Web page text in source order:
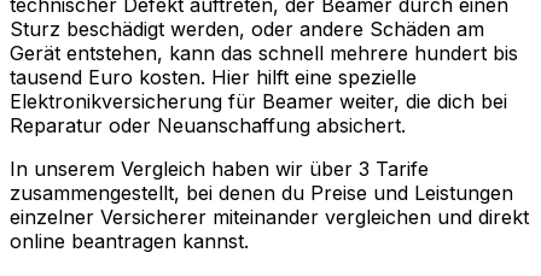
technischer Defekt auftreten, der Beamer durch einen
Sturz beschädigt werden, oder andere Schäden am
Gerät entstehen, kann das schnell mehrere hundert bis
tausend Euro kosten. Hier hilft eine spezielle
Elektronikversicherung für Beamer weiter, die dich bei
Reparatur oder Neuanschaffung absichert.
In unserem Vergleich haben wir über 3 Tarife
zusammengestellt, bei denen du Preise und Leistungen
einzelner Versicherer miteinander vergleichen und direkt
online beantragen kannst.